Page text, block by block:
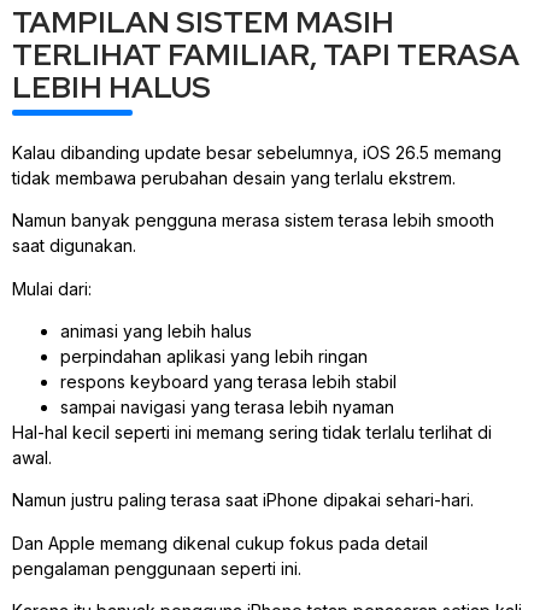
TAMPILAN SISTEM MASIH
TERLIHAT FAMILIAR, TAPI TERASA
LEBIH HALUS
Kalau dibanding update besar sebelumnya, iOS 26.5 memang
tidak membawa perubahan desain yang terlalu ekstrem.
Namun banyak pengguna merasa sistem terasa lebih smooth
saat digunakan.
Mulai dari:
animasi yang lebih halus
perpindahan aplikasi yang lebih ringan
respons keyboard yang terasa lebih stabil
sampai navigasi yang terasa lebih nyaman
Hal-hal kecil seperti ini memang sering tidak terlalu terlihat di
awal.
Namun justru paling terasa saat iPhone dipakai sehari-hari.
Dan Apple memang dikenal cukup fokus pada detail
pengalaman penggunaan seperti ini.